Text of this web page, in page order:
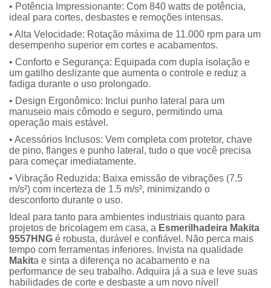
• Potência Impressionante: Com 840 watts de potência,
ideal para cortes, desbastes e remoções intensas.
• Alta Velocidade: Rotação máxima de 11.000 rpm para um
desempenho superior em cortes e acabamentos.
• Conforto e Segurança: Equipada com dupla isolação e
um gatilho deslizante que aumenta o controle e reduz a
fadiga durante o uso prolongado.
• Design Ergonômico: Inclui punho lateral para um
manuseio mais cômodo e seguro, permitindo uma
operação mais estável.
• Acessórios Inclusos: Vem completa com protetor, chave
de pino, flanges e punho lateral, tudo o que você precisa
para começar imediatamente.
• Vibração Reduzida: Baixa emissão de vibrações (7.5
m/s²) com incerteza de 1.5 m/s², minimizando o
desconforto durante o uso.
Ideal para tanto para ambientes industriais quanto para
projetos de bricolagem em casa, a Esmerilhadeira Makita
9557HNG é robusta, durável e confiável. Não perca mais
tempo com ferramentas inferiores. Invista na qualidade
Makita e sinta a diferença no acabamento e na
performance de seu trabalho. Adquira já a sua e leve suas
habilidades de corte e desbaste a um novo nível!